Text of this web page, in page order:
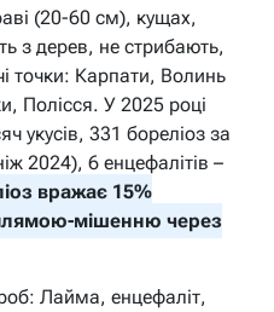
(20-60 см), кущах,
з дерев, не стрибають,
точки: Карпати, Волинь
Полісся. У 2025 році
укусів, 331 бореліоз за
2024), 6 енцефалітів –
вражає 15%
мішенню через
Лайма, енцефаліт,